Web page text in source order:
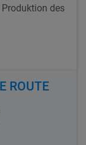
des
ROUTE